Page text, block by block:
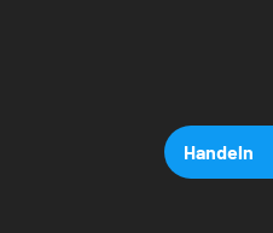
Handeln